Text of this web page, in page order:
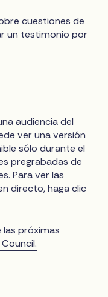
cuestiones de
un testimonio por
audiencia del
ver una versión
sólo durante el
pregrabadas de
Para ver las
directo, haga clic
próximas